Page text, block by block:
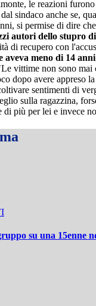
le reazioni
sindaco anche se,
si permise di dire
autori dello stupro
di recupero con
aveva meno di 14 anni
vittime non sono mai
dopo avere appreso
sentimenti di
sulla ragazzina,
di più per lei e invece
su una 15enne